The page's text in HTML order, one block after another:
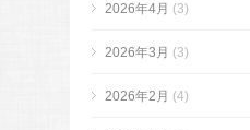
2026年4月 (3)
2026年3月 (3)
2026年2月 (4)